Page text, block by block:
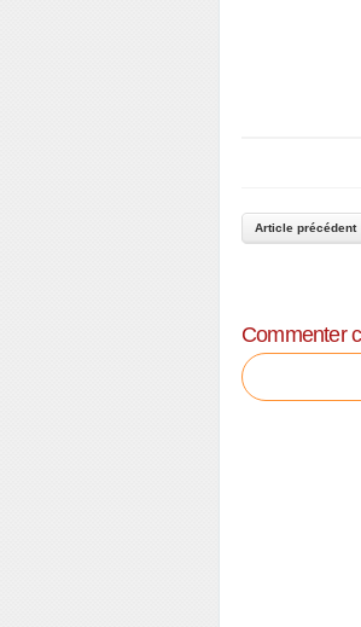
Article précédent
Commenter